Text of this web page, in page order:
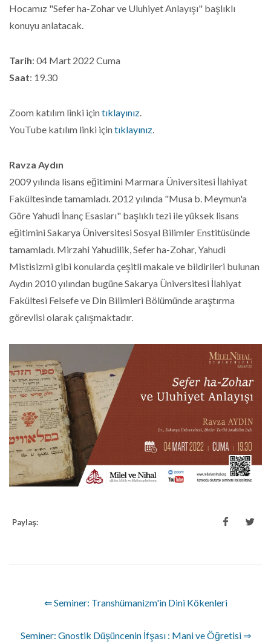
Hocamız "Sefer ha-Zohar ve Uluhiyet Anlayışı" başlıklı
konuyu anlatacak.
Tarih: 04 Mart 2022 Cuma
Saat: 19.30
Zoom katılım linki içintıklayınız
YouTube katılım linki içintıklayınız
Ravza Aydın
2009 yılında lisans eğitimini Marmara Üniversitesi İlahiyat
Fakültesinde tamamladı. 2012 yılında "Musa b. Meymun'a
Göre Yahudi İnanç Esasları" başlıklı tezi ile yüksek lisans
eğitimini Sakarya Üniversitesi Sosyal Bilimler Enstitüsünde
tamamladı. Mirzahi Yahudilik, Sefer ha-Zohar, Yahudi
Mistisizmi gibi konularda çeşitli makale ve bildirileri bulunan
Aydın 2010 yılından bugüne Sakarya Üniversitesi İlahiyat
Fakültesi Felsefe ve Din Bilimleri Bölümünde araştırma
görevlisi olarak çalışmaktadır.
Paylaş:
⇐ Seminer: Transhümanizm'in Dini Kökenleri
Seminer: Gnostik Düşüncenin İfşası : Mani ve Öğretisi ⇒